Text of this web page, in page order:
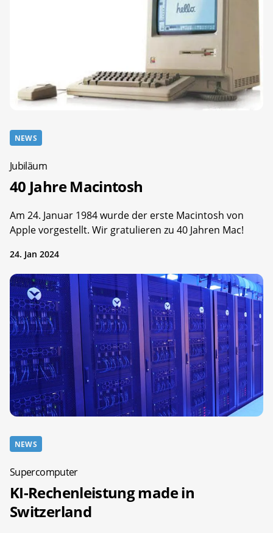
NEWS
Jubiläum
40 Jahre Macintosh
Am 24. Januar 1984 wurde der erste Macintosh von
Apple vorgestellt. Wir gratulieren zu 40 Jahren Mac!
24. Jan 2024
NEWS
Supercomputer
KI-Rechenleistung made in
Switzerland